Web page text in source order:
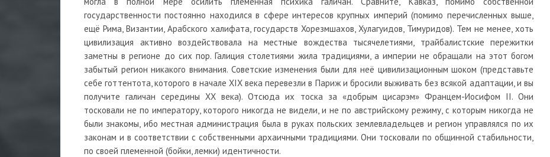
государственности постоянно находился в сфере интересов крупных империй (помимо перечисленных выше,
ещё Рима, Византии, Арабского халифата, государств Хорезмшахов, Хулагуидов, Тимуридов). Тем не менее, хоть
цивилизация активно воздействовала на местные вождества тысячелетиями, трайбалистские пережитки
заметны в регионе до сих пор. Галиция столетиями жила традициями, а империи не обращали на этот богом
забытый регион никакого внимания. Советские изменения были для неё цивилизационным шоком (представьте
себе готтентота, которого в начале XIX века перевезли в Париж и бросили выживать без всякой адаптации, и вы
получите галичан середины ХХ века). Отсюда их тоска за «добрым цисарэм» Францем-Иосифом II. Они
тосковали не по императору, которого никогда не видели, и не по австрийскому режиму, с которым никогда не
были знакомы, ибо местная администрация была в руках польских землевладельцев и регион управлялся по их
законам и в соответствии с собственными архаичными традициями. Они тосковали по общинной стабильности,
по своей племенной (бойки, лемки) идентичности.